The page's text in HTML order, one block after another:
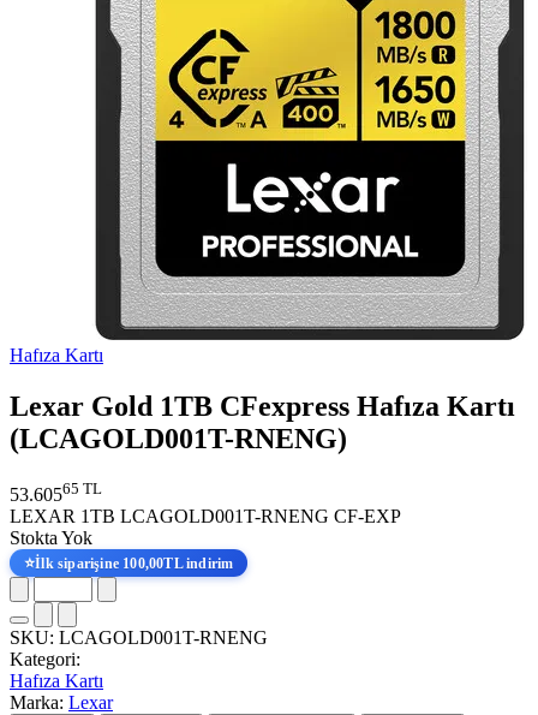
Hafıza Kartı
Lexar Gold 1TB CFexpress Hafıza Kartı
(LCAGOLD001T-RNENG)
53.60565 TL
LEXAR 1TB LCAGOLD001T-RNENG CF-EXP
Stokta Yok
⭐İlk siparişine 100,00TL indirim
SKU: LCAGOLD001T-RNENG
Kategori:
Hafıza Kartı
Marka: Lexar